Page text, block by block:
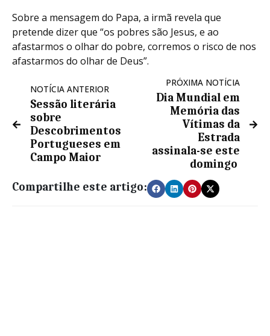
Sobre a mensagem do Papa, a irmã revela que
pretende dizer que “os pobres são Jesus, e ao
afastarmos o olhar do pobre, corremos o risco de nos
afastarmos do olhar de Deus”.
NOTÍCIA ANTERIOR
Sessão literária
sobre
Descobrimentos
Portugueses em
Campo Maior
PRÓXIMA NOTÍCIA
Dia Mundial em
Memória das
Vítimas da
Estrada
assinala-se este
domingo
Compartilhe este artigo: